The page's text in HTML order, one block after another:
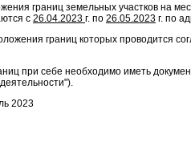
границ земельных участков на
с 26.04.2023 г. по 26.05.2023 г. по
границ которых проводится
при себе необходимо иметь
2023